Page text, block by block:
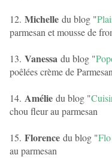
12. Michelle du blog "
parmesan et mousse de
13. Vanessa du blog "
poêlées crème de
14. Amélie du blog "
chou fleur au parmesan
15. Florence du blog "
au parmesan